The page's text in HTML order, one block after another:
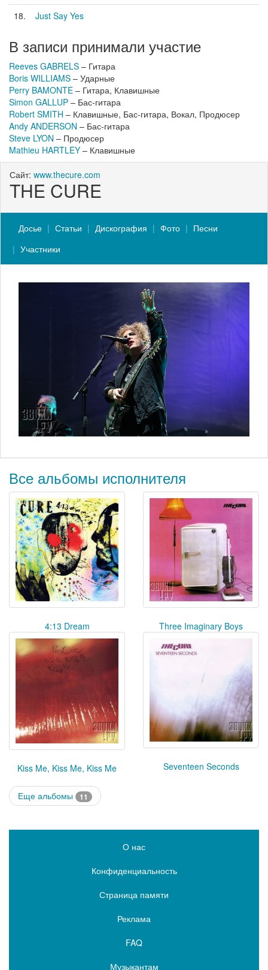
18.
Just Say Yes
В записи принимали участие
Reeves GABRELS – Гитара
Boris WILLIAMS – Ударные
Perry BAMONTE – Гитара, Клавишные
Simon GALLUP – Бас-гитара
Robert SMITH – Клавишные, Бас-гитара, Вокал, Продюсер
Andy ANDERSON – Бас-гитара
Steve LYON – Продюсер
Mathieu HARTLEY – Клавишные
Сайт: www.thecure.com
THE CURE
Досье Статьи Дискография Фото
Песни
Участники
Все альбомы исполнителя
4:13 Dream Three Imaginary Boys
Kiss Me, Kiss Me, Kiss Me Seventeen Seconds
Еще альбомы 11
О нас
Конфиденциальность
Страница памяти
Реклама
FAQ
Музыкантам